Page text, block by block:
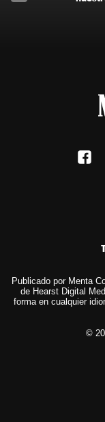
Publicado por Menta
de Hearst Digital
forma en cualquier
©